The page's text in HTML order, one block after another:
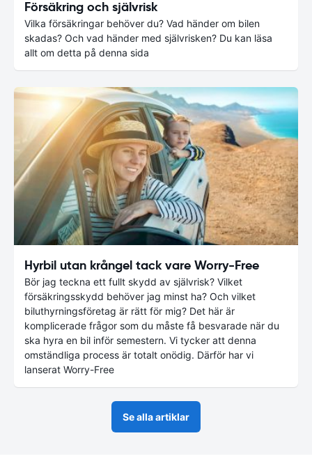
Försäkring och självrisk
Vilka försäkringar behöver du? Vad händer om bilen
skadas? Och vad händer med självrisken? Du kan läsa
allt om detta på denna sida
Hyrbil utan krångel tack vare Worry-Free
Bör jag teckna ett fullt skydd av självrisk? Vilket
försäkringsskydd behöver jag minst ha? Och vilket
biluthyrningsföretag är rätt för mig? Det här är
komplicerade frågor som du måste få besvarade när du
ska hyra en bil inför semestern. Vi tycker att denna
omständliga process är totalt onödig. Därför har vi
lanserat Worry-Free
Se alla artiklar